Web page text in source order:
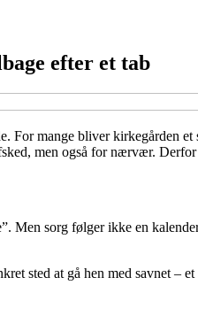
efter et tab
For mange bliver kirkegården
men også for nærvær.
Men sorg følger ikke en
sted at gå hen med savnet